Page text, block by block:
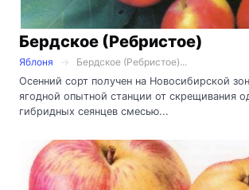
Бердское (Ребристое)
Яблоня
Бердское (Ребристое)...
Осенний сорт получен на Новосибирской
ягодной опытной станции от скрещивания
гибридных сеянцев смесью...